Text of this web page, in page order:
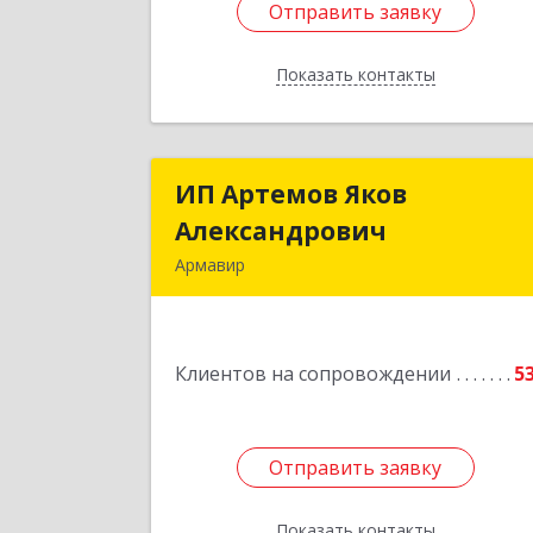
Отправить заявку
Показать контакты
Отправить заявку
Назад
ИП Артемов Яков
Александрович
Армавир
Клиентов на сопровождении
Отправить заявку
ИП Артемов Яков
Александрович
Отправить заявку